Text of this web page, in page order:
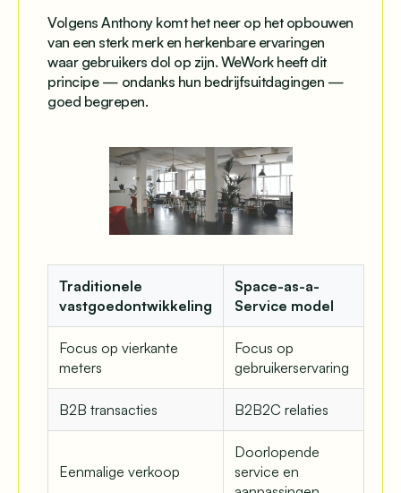
Volgens Anthony komt het neer op het opbouwen
van een sterk merk en herkenbare ervaringen
waar gebruikers dol op zijn. WeWork heeft dit
principe — ondanks hun bedrijfsuitdagingen —
goed begrepen.
Traditionele
vastgoedontwikkeling
Space-as-a-
Service model
Focus op vierkante
meters
Focus op
gebruikerservaring
B2B transacties B2B2C relaties
Eenmalige verkoop
Doorlopende
service en